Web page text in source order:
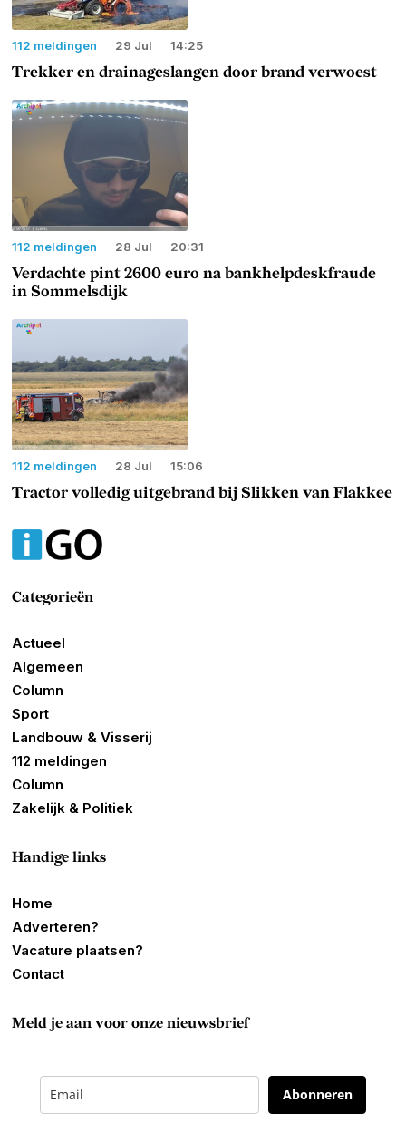
112 meldingen 29 Jul 14:25
Trekker en drainageslangen door brand verwoest
112 meldingen 28 Jul 20:31
Verdachte pint 2600 euro na bankhelpdeskfraude
in Sommelsdijk
112 meldingen 28 Jul 15:06
Tractor volledig uitgebrand bij Slikken van Flakkee
Categorieën
Actueel
Algemeen
Column
Sport
Landbouw & Visserij
112 meldingen
Column
Zakelijk & Politiek
Handige links
Home
Adverteren?
Vacature plaatsen?
Contact
Meld je aan voor onze nieuwsbrief
Abonneren